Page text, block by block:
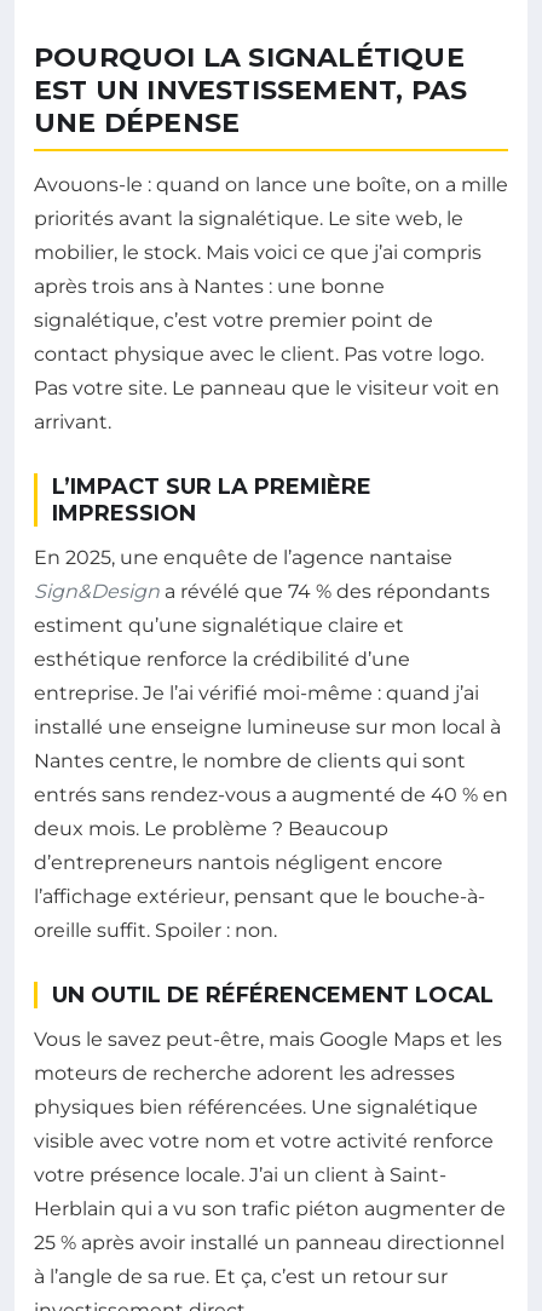
POURQUOI LA SIGNALÉTIQUE
EST UN INVESTISSEMENT, PAS
UNE DÉPENSE
Avouons-le : quand on lance une boîte, on a mille
priorités avant la signalétique. Le site web, le
mobilier, le stock. Mais voici ce que j’ai compris
après trois ans à Nantes : une bonne
signalétique, c’est votre premier point de
contact physique avec le client. Pas votre logo.
Pas votre site. Le panneau que le visiteur voit en
arrivant.
L’IMPACT SUR LA PREMIÈRE
IMPRESSION
En 2025, une enquête de l’agence nantaise
Sign&Design a révélé que 74 % des répondants
estiment qu’une signalétique claire et
esthétique renforce la crédibilité d’une
entreprise. Je l’ai vérifié moi-même : quand j’ai
installé une enseigne lumineuse sur mon local à
Nantes centre, le nombre de clients qui sont
entrés sans rendez-vous a augmenté de 40 % en
deux mois. Le problème ? Beaucoup
d’entrepreneurs nantois négligent encore
l’affichage extérieur, pensant que le bouche-à-
oreille suffit. Spoiler : non.
UN OUTIL DE RÉFÉRENCEMENT LOCAL
Vous le savez peut-être, mais Google Maps et les
moteurs de recherche adorent les adresses
physiques bien référencées. Une signalétique
visible avec votre nom et votre activité renforce
votre présence locale. J’ai un client à Saint-
Herblain qui a vu son trafic piéton augmenter de
25 % après avoir installé un panneau directionnel
à l’angle de sa rue. Et ça, c’est un retour sur